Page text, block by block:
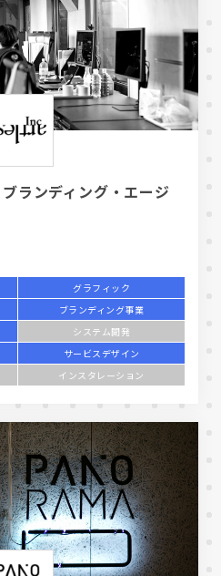
ランディング・エージ
グラフィック
ブランディング事業
システム開発
サービスデザイン
インスタレーション